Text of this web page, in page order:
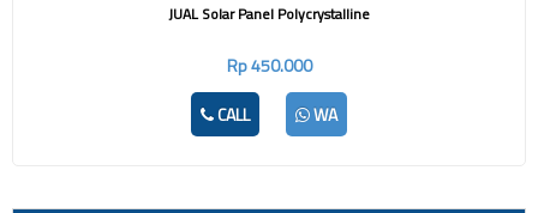
JUAL Solar Panel Polycrystalline
Rp 450.000
CALL
WA